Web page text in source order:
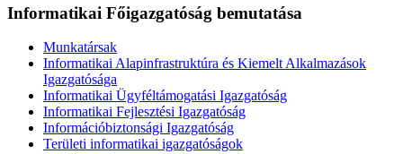
Informatikai Főigazgatóság bemutatása
Munkatársak
Informatikai Alapinfrastruktúra és Kiemelt Alkalmazások
Igazgatósága
Informatikai Ügyféltámogatási Igazgatóság
Informatikai Fejlesztési Igazgatóság
Információbiztonsági Igazgatóság
Területi informatikai igazgatóságok